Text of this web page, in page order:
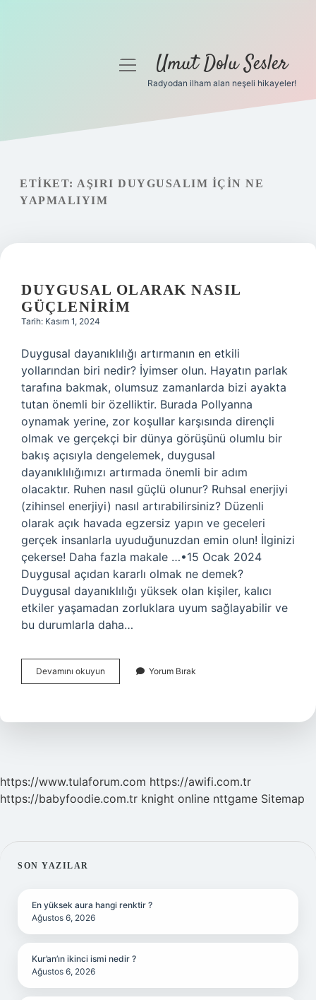
Gizlilik Politikası
Hakkımızda
menüyüUmut Dolu Sesler
Radyodan ilham alan neşeli hikayeler!
ETIKET: AŞIRI DUYGUSALIM IÇIN NE
YAPMALIYIM
DUYGUSAL OLARAK NASIL
GÜÇLENIRIM
Tarih: Kasım 1, 2024
Duygusal dayanıklılığı artırmanın en etkili
yollarından biri nedir? İyimser olun. Hayatın parlak
tarafına bakmak, olumsuz zamanlarda bizi ayakta
tutan önemli bir özelliktir. Burada Pollyanna
oynamak yerine, zor koşullar karşısında dirençli
olmak ve gerçekçi bir dünya görüşünü olumlu bir
bakış açısıyla dengelemek, duygusal
dayanıklılığımızı artırmada önemli bir adım
olacaktır. Ruhen nasıl güçlü olunur? Ruhsal enerjiyi
(zihinsel enerjiyi) nasıl artırabilirsiniz? Düzenli
olarak açık havada egzersiz yapın ve geceleri
gerçek insanlarla uyuduğunuzdan emin olun! İlginizi
çekerse! Daha fazla makale …•15 Ocak 2024
Duygusal açıdan kararlı olmak ne demek?
Duygusal dayanıklılığı yüksek olan kişiler, kalıcı
etkiler yaşamadan zorluklara uyum sağlayabilir ve
bu durumlarla daha…
Devamını okuyun Duygusal
Olarak
Yorum Bırak
https://www.tulaforum.com https://awifi.com.tr
https://babyfoodie.com.tr knight online nttgame Sitemap
SIDEBAR
SON YAZILAR
En yüksek aura hangi renktir ?
Ağustos 6, 2026
Kur’an’ın ikinci ismi nedir ?
Ağustos 6, 2026